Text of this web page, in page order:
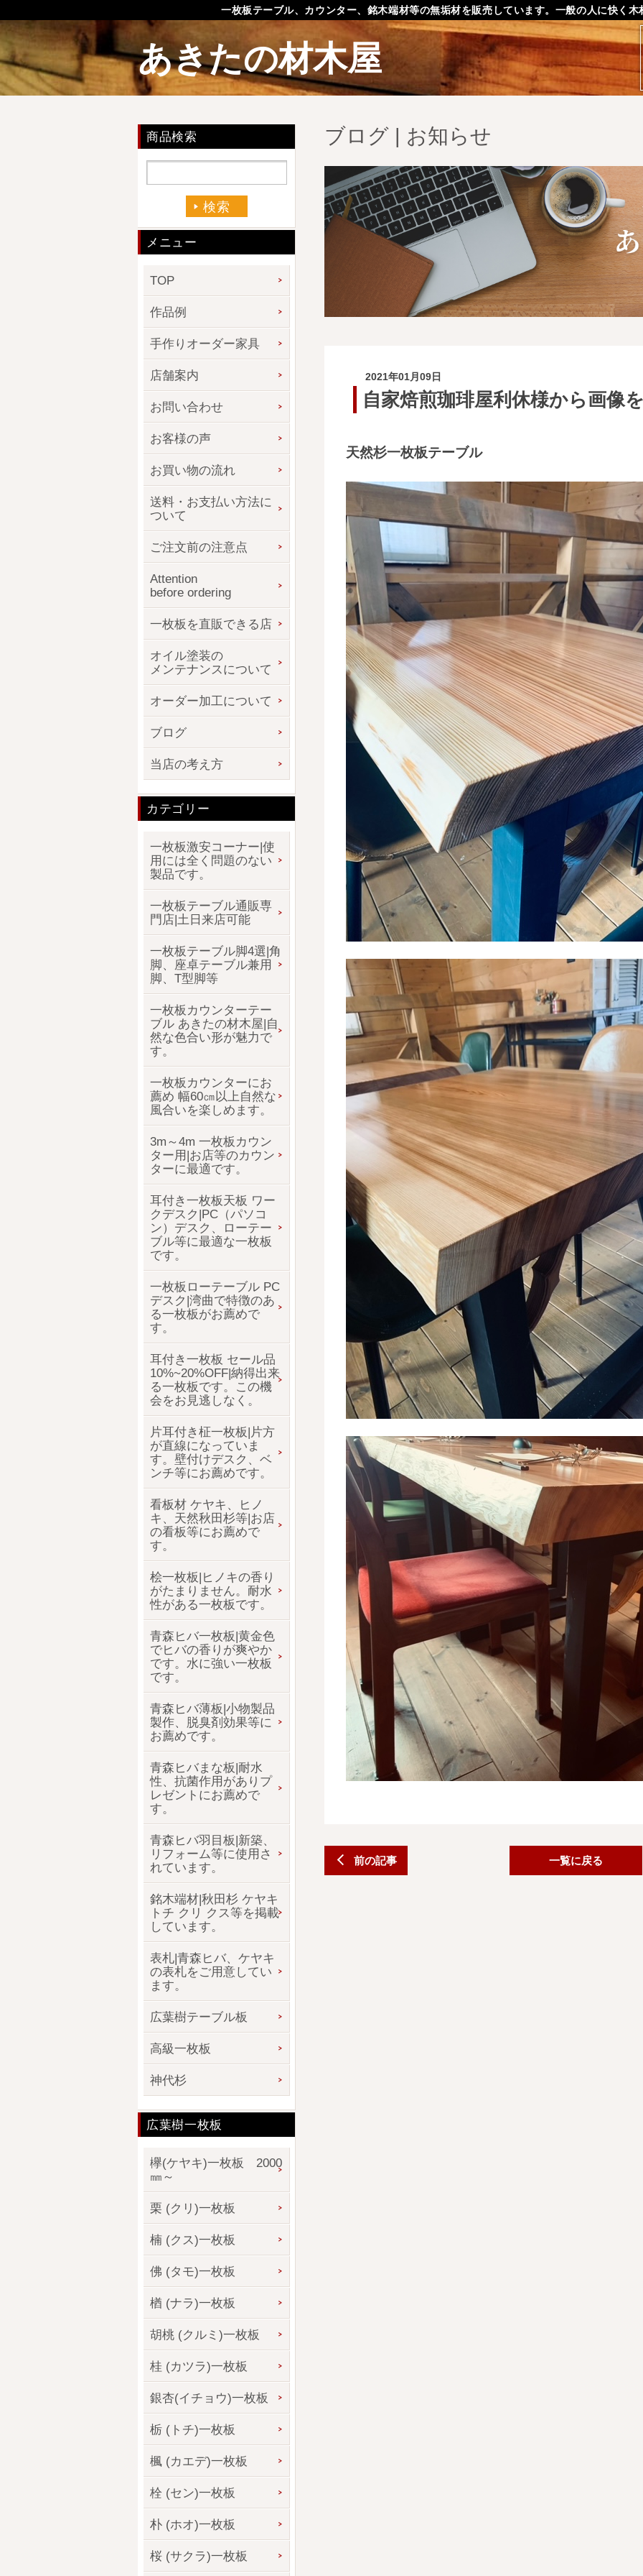
一枚板テーブル、カウンター、銘木端材等の無垢材を販売しています。一般の人に快く
あきたの材木屋
ブログ | お知らせ
2021年01月09日
自家焙煎珈琲屋利休様から画像
天然杉一枚板テーブル
前の記事 一覧に戻る
商品検索
メニュー
TOP
作品例
手作りオーダー家具
店舗案内
お問い合わせ
お客様の声
お買い物の流れ
送料・お支払い方法に
ついて
ご注文前の注意点
Attention
before ordering
一枚板を直販できる店
オイル塗装の
メンテナンスについて
オーダー加工について
ブログ
当店の考え方
カテゴリー
一枚板激安コーナー|使
用には全く問題のない
製品です。
一枚板テーブル通販専
門店|土日来店可能
一枚板テーブル脚4選|角
脚、座卓テーブル兼用
脚、T型脚等
一枚板カウンターテー
ブル あきたの材木屋|自
然な色合い形が魅力で
す。
一枚板カウンターにお
薦め 幅60㎝以上自然な
風合いを楽しめます。
3m～4m 一枚板カウン
ター用|お店等のカウン
ターに最適です。
耳付き一枚板天板 ワー
クデスク|PC（パソコ
ン）デスク、ローテー
ブル等に最適な一枚板
です。
一枚板ローテーブル PC
デスク|湾曲で特徴のあ
る一枚板がお薦めで
す。
耳付き一枚板 セール品
10%~20%OFF|納得出来
る一枚板です。この機
会をお見逃しなく。
片耳付き柾一枚板|片方
が直線になっていま
す。壁付けデスク、ベ
ンチ等にお薦めです。
看板材 ケヤキ、ヒノ
キ、天然秋田杉等|お店
の看板等にお薦めで
す。
桧一枚板|ヒノキの香り
がたまりません。耐水
性がある一枚板です。
青森ヒバ一枚板|黄金色
でヒバの香りが爽やか
です。水に強い一枚板
です。
青森ヒバ薄板|小物製品
製作、脱臭剤効果等に
お薦めです。
青森ヒバまな板|耐水
性、抗菌作用がありプ
レゼントにお薦めで
す。
青森ヒバ羽目板|新築、
リフォーム等に使用さ
れています。
銘木端材|秋田杉 ケヤキ
トチ クリ クス等を掲載
しています。
表札|青森ヒバ、ケヤキ
の表札をご用意してい
ます。
広葉樹テーブル板
高級一枚板
神代杉
広葉樹一枚板
欅(ケヤキ)一枚板 2000
㎜～
栗 (クリ)一枚板
楠 (クス)一枚板
佛 (タモ)一枚板
楢 (ナラ)一枚板
胡桃 (クルミ)一枚板
桂 (カツラ)一枚板
銀杏(イチョウ)一枚板
栃 (トチ)一枚板
楓 (カエデ)一枚板
栓 (セン)一枚板
朴 (ホオ)一枚板
桜 (サクラ)一枚板